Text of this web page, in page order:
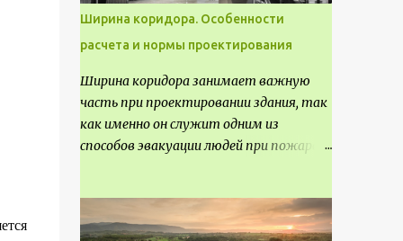
стационарные Назначение
выставочных павильонов - показ
экспозиции, с целью информации,
пропаганды, рекламы, внедрения новых
технологий, обмен опытом,
привлечения внимания и т.д.
Ширина коридора. Особенности
расчета и нормы проектирования
Ширина коридора занимает важную
часть при проектировании здания, так
как именно он служит одним из
способов эвакуации людей при пожаре.
выполнять правильный расчет. Все
особенности рассмотрим в данной